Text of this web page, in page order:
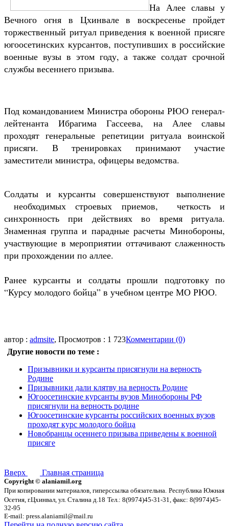
На Алее славы у
Вечного огня в Цхинвале в воскресенье пройдет
торжественный ритуал приведения к военной присяге
югоосетинских курсантов, поступивших в российские
военные вузы в этом году, а также солдат срочной
службы весеннего призыва.
Под командованием Министра обороны РЮО генерал-
лейтенанта Ибрагима Гассеева, на Алее славы
проходят генеральные репетиции ритуала воинской
присяги. В тренировках принимают участие
заместители министра, офицеры ведомства.
Солдаты и курсанты совершенствуют выполнение
необходимых строевых приемов, четкость и
синхронность при действиях во время ритуала.
Знаменная группа и парадные расчеты Минобороны,
участвующие в мероприятии оттачивают слаженность
при прохождении по аллее.
Ранее курсанты и солдаты прошли подготовку по
“Курсу молодого бойца” в учебном центре МО РЮО.
автор : admsite, Просмотров : 1 723Комментарии (0)
Другие новости по теме :
Призывники и курсанты присягнули на верность
Родине
Призывники дали клятву на верность Родине
Югоосетинские курсанты вузов Минобороны РФ
присягнули на верность родине
Югоосетинские курсанты российских военных вузов
проходят курс молодого бойца
Новобранцы осеннего призыва приведены к военной
присяге
Вверх Главная страница
Copyright © alaniamil.org
При копировании материалов, гиперссылка обязательна. Республика Южная
Осетия, г.Цхинвал, ул. Сталина д.18 Тел.: 8(9974)45-31-31, факс: 8(9974)45-
32-95
E-mail: press.alaniamil@mail.ru